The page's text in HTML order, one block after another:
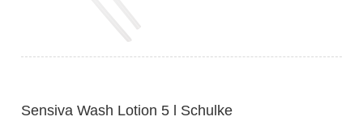
Sensiva Wash Lotion 5 l Schulke